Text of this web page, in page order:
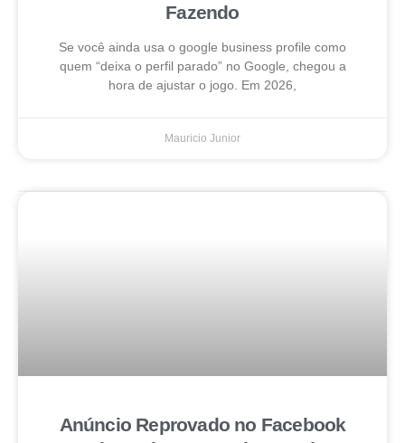
Fazendo
Se você ainda usa o google business profile como
quem “deixa o perfil parado” no Google, chegou a
hora de ajustar o jogo. Em 2026,
Mauricio Junior
Anúncio Reprovado no Facebook